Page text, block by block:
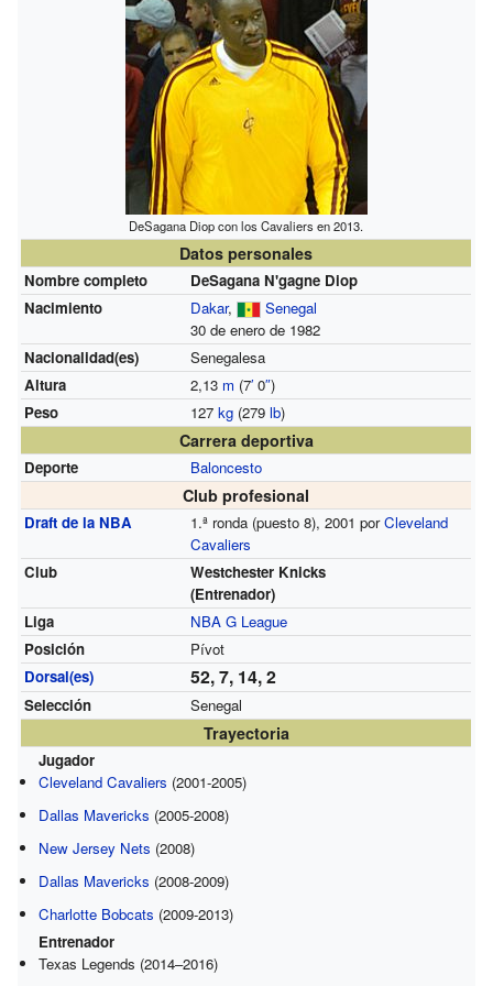
DeSagana Diop con los Cavaliers en 2013.
Datos personales
Nombre completo
DeSagana N'gagne Diop
Nacimiento
Dakar,
Senegal
30 de enero de 1982
Nacionalidad(es)
Senegalesa
Altura
2,13 m (7′0″)
Peso
127 kg(279 lb)
Carrera deportiva
Deporte Baloncesto
Club profesional
Draft de la NBA 1.ª ronda (puesto 8), 2001 porCleveland
Cavaliers
Club
Westchester Knicks
(Entrenador)
Liga
NBA G League
Posición
Pívot
Dorsal(es)
52, 7, 14, 2
Selección Senegal
Trayectoria
Jugador
Cleveland Cavaliers (2001-2005)
Dallas Mavericks (2005-2008)
New Jersey Nets (2008)
Dallas Mavericks (2008-2009)
Charlotte Bobcats (2009-2013)
Entrenador
Texas Legends (2014–2016)